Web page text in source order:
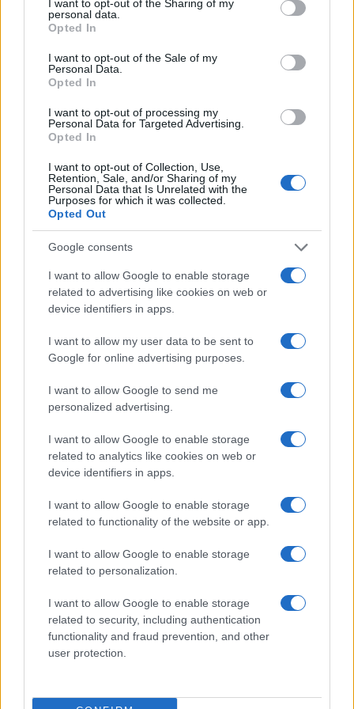
not limited to your visit or usage behaviour. You may click to
grant or deny consent to Google and its third-party tags to
use your data for below specified purposes in below Google
consent section.
I want to opt-out of the Sharing of my
personal data.
Opted In
I want to opt-out of the Sale of my
Personal Data.
Opted In
I want to opt-out of processing my
Personal Data for Targeted Advertising.
Opted In
I want to opt-out of Collection, Use,
Retention, Sale, and/or Sharing of my
Personal Data that Is Unrelated with the
Purposes for which it was collected.
Opted Out
Google consents
I want to allow Google to enable storage
related to advertising like cookies on web or
device identifiers in apps.
I want to allow my user data to be sent to
Google for online advertising purposes.
I want to allow Google to send me
personalized advertising.
I want to allow Google to enable storage
related to analytics like cookies on web or
device identifiers in apps.
I want to allow Google to enable storage
related to functionality of the website or app.
I want to allow Google to enable storage
related to personalization.
I want to allow Google to enable storage
related to security, including authentication
functionality and fraud prevention, and other
user protection.
Εκπαιδευτικοί: Οι μεγάλες
προσλήψεις
29/08/2022 - 18:40
Εκπαιδευτικοί: Επιστολή
διορισμού 2ΓΔ/2020 και 5ΕΑ/2022
Ένωση Γεωγράφων Ελλάδας:
και Ειδικής Αγωγής
31/07/2022 - 22:15
ΠΕΑΔ: Τον Σεπτέμβριο η σύσταση
νέων οργανικών κενών θέσεων
στο σύνολο της δευτεροβάθμιας
Διορισμοί εκπαιδευτικών –
ΠΕΑΔ: Πότε ξεκινούν οι
διεργασίες για την σύσταση νέων
12/07/2022 - 10:24
Υπουργείο ανακοινώνει